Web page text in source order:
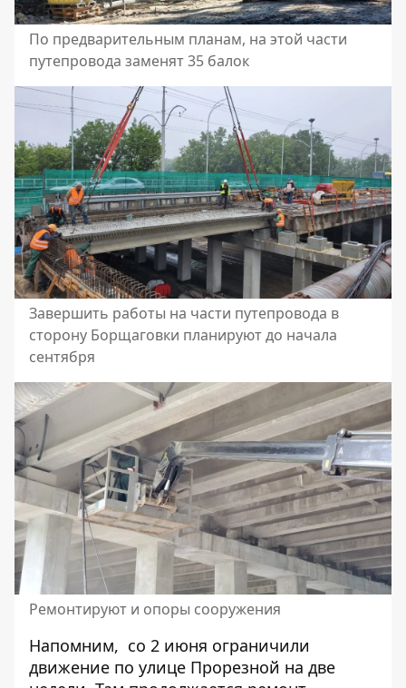
По предварительным планам, на этой части
путепровода заменят 35 балок
Завершить работы на части путепровода в
сторону Борщаговки планируют до начала
сентября
Ремонтируют и опоры сооружения
Напомним, со 2 июня ограничили
движение по улице Прорезной на две